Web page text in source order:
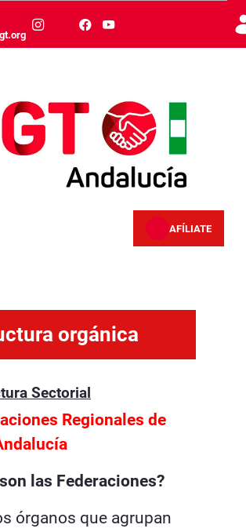
スキップ
AFÍLIATE
orgánica
Sectorial
Regionales de
las Federaciones?
órganos que agrupan